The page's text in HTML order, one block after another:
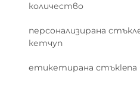
количество
персонализирана
кетчуп
етикетирана стъкlena